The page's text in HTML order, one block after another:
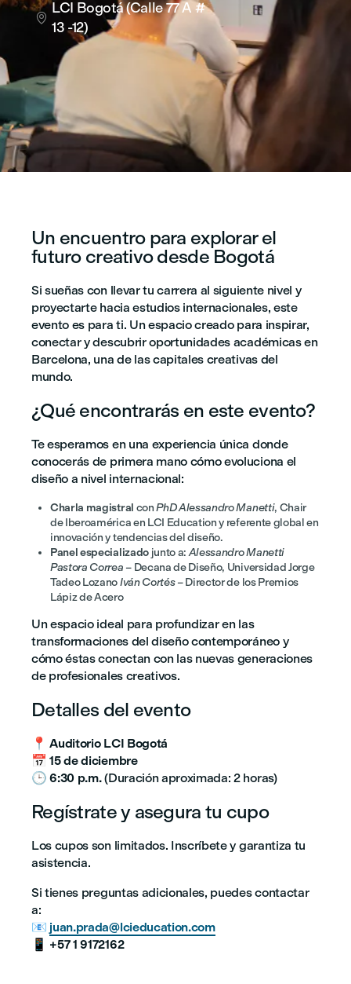

LCI Bogotá (Calle 77 A #
13 -12)
Un encuentro para explorar el
futuro creativo desde Bogotá
Si sueñas con llevar tu carrera al siguiente nivel y
proyectarte hacia estudios internacionales, este
evento es para ti. Un espacio creado para inspirar,
conectar y descubrir oportunidades académicas en
Barcelona, una de las capitales creativas del
mundo.
¿Qué encontrarás en este evento?
Te esperamos en una experiencia única donde
conocerás de primera mano cómo evoluciona el
diseño a nivel internacional:
Charla magistral conPhD Alessandro Manetti, Chair
de Iberoamérica en LCI Education y referente global en
innovación y tendencias del diseño.
Panel especializadojunto a:Alessandro Manetti
Pastora Correa – Decana de Diseño, Universidad Jorge
Tadeo LozanoIván Cortés– Director de los Premios
Lápiz de Acero
Un espacio ideal para profundizar en las
transformaciones del diseño contemporáneo y
cómo éstas conectan con las nuevas generaciones
de profesionales creativos.
Detalles del evento
📍Auditorio LCI Bogotá
📅15 de diciembre
🕒6:30 p.m.(Duración aproximada: 2 horas)
Regístrate y asegura tu cupo
Los cupos son limitados. Inscríbete y garantiza tu
asistencia.
Si tienes preguntas adicionales, puedes contactar
a:
📧 juan.prada@lcieducation.com
📱 +57 1 9172162